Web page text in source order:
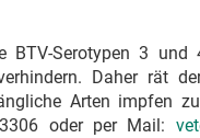
BTV-Serotypen 3
Daher rät
Arten impfen
oder per Mail: